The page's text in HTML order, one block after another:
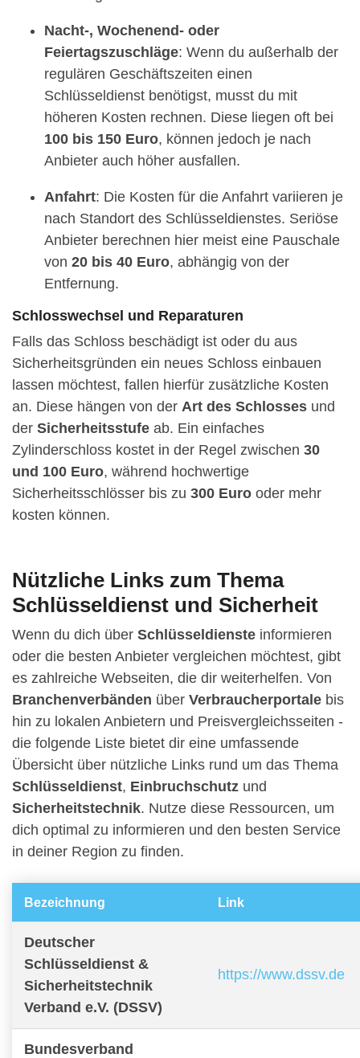
Nacht-, Wochenend- oder
Feiertagszuschläge: Wenn du außerhalb der
regulären Geschäftszeiten einen
Schlüsseldienst benötigst, musst du mit
höheren Kosten rechnen. Diese liegen oft bei
100 bis 150 Euro, können jedoch je nach
Anbieter auch höher ausfallen.
Anfahrt: Die Kosten für die Anfahrt variieren je
nach Standort des Schlüsseldienstes. Seriöse
Anbieter berechnen hier meist eine Pauschale
von 20 bis 40 Euro, abhängig von der
Entfernung.
Schlosswechsel und Reparaturen
Falls das Schloss beschädigt ist oder du aus
Sicherheitsgründen ein neues Schloss einbauen
lassen möchtest, fallen hierfür zusätzliche Kosten
an. Diese hängen von der Art des Schlosses und
der Sicherheitsstufe ab. Ein einfaches
Zylinderschloss kostet in der Regel zwischen 30
und 100 Euro, während hochwertige
Sicherheitsschlösser bis zu 300 Euro oder mehr
kosten können.
Nützliche Links zum Thema
Schlüsseldienst und Sicherheit
Wenn du dich über Schlüsseldienste informieren
oder die besten Anbieter vergleichen möchtest, gibt
es zahlreiche Webseiten, die dir weiterhelfen. Von
Branchenverbänden über Verbraucherportale bis
hin zu lokalen Anbietern und Preisvergleichsseiten -
die folgende Liste bietet dir eine umfassende
Übersicht über nützliche Links rund um das Thema
Schlüsseldienst, Einbruchschutz und
Sicherheitstechnik. Nutze diese Ressourcen, um
dich optimal zu informieren und den besten Service
in deiner Region zu finden.
Bezeichnung Link
Deutscher
Schlüsseldienst &
Sicherheitstechnik
Verband e.V. (DSSV)
https://www.dssv.de
Bundesverband